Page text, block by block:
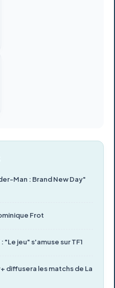
Man : Brand New Day"
Frot
"Le jeu" s'amuse sur TF1
diffusera les matchs de La